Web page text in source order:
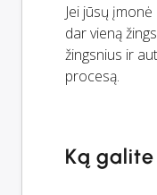
Jei jūsų
dar vieną
žingsnius ir
procesą.
Ką